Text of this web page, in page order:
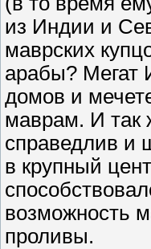
из Индии и
маврских
арабы? Мегат
домов и
маврам. И так
справедлив и
в крупный
возможность
проливы.